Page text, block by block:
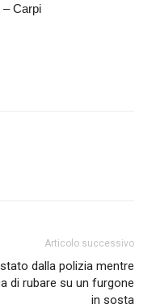
– Carpi
Articolo successivo
dalla polizia mentre
di rubare su un furgone
in sosta